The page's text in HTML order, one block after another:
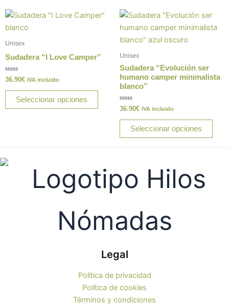
página
de
producto
Unisex
Sudadera “I Love Camper”
Valorado
con
0
36.90€ IVA incluido
Seleccionar opciones
Este
producto
múltiples
variantes.
opciones
pueden
de
producto
Unisex
Sudadera “Evolución ser
humano camper minimalista
blanco”
Valorado
con
0
36.90€ IVA incluido
Seleccionar opciones
Las
en
Legal
Política de privacidad
Política de cookies
Términos y condiciones